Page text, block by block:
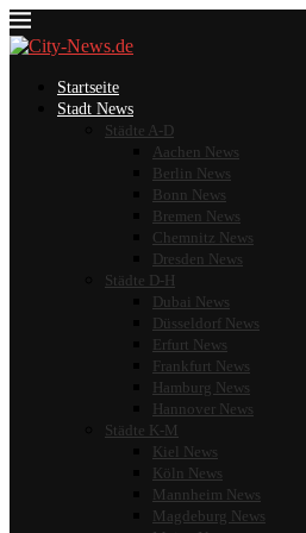
Startseite
Stadt News
Städte A-D
Aachen News
Berlin News
Bonn News
Bremen News
Chemnitz News
Dresden News
Städte D-H
Dubai News
Düsseldorf News
Erfurt News
Frankfurt News
Hamburg News
Hannover News
Städte K-M
Kiel News
Köln News
Mannheim News
Magdeburg News